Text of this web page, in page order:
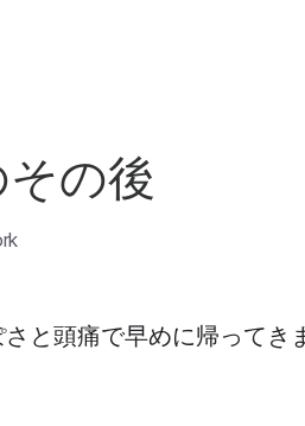
の後
と頭痛で早めに帰ってき